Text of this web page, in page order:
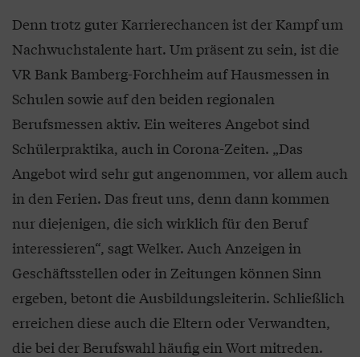
Denn trotz guter Karrierechancen ist der Kampf um
Nachwuchstalente hart. Um präsent zu sein, ist die
VR Bank Bamberg-Forchheim auf Hausmessen in
Schulen sowie auf den beiden regionalen
Berufsmessen aktiv. Ein weiteres Angebot sind
Schülerpraktika, auch in Corona-Zeiten. „Das
Angebot wird sehr gut angenommen, vor allem auch
in den Ferien. Das freut uns, denn dann kommen
nur diejenigen, die sich wirklich für den Beruf
interessieren“, sagt Welker. Auch Anzeigen in
Geschäftsstellen oder in Zeitungen können Sinn
ergeben, betont die Ausbildungsleiterin. Schließlich
erreichen diese auch die Eltern oder Verwandten,
die bei der Berufswahl häufig ein Wort mitreden.